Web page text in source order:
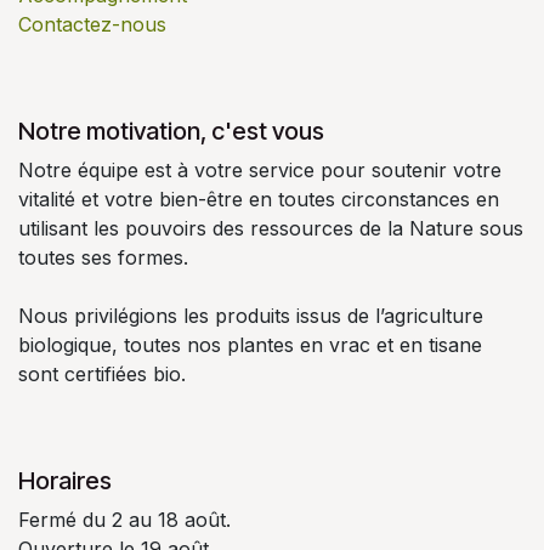
Contactez-nous
Notre motivation, c'est vous
Notre équipe est à votre service pour soutenir votre
vitalité et votre bien-être en toutes circonstances en
utilisant les pouvoirs des ressources de la Nature sous
toutes ses formes.
Nous privilégions les produits issus de l’agriculture
biologique, toutes nos plantes en vrac et en tisane
sont certifiées bio.
Horaires
Fermé du 2 au 18 août.